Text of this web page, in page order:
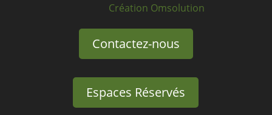
Création Omsolution
Contactez-nous
Espaces Réservés